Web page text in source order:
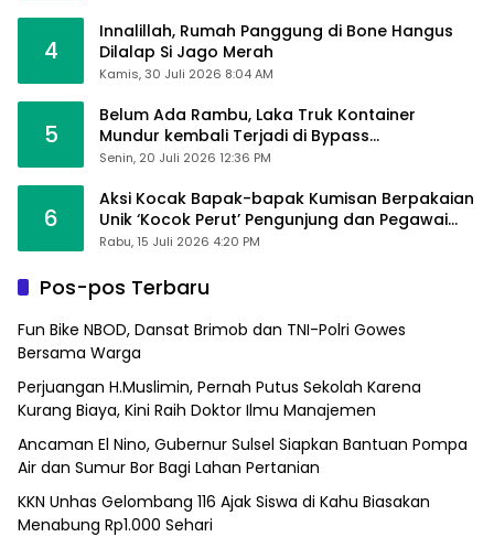
4
Innalillah, Rumah Panggung di Bone Hangus
Dilalap Si Jago Merah
Kamis, 30 Juli 2026 8:04 AM
5
Belum Ada Rambu, Laka Truk Kontainer
Mundur kembali Terjadi di Bypass
Sumpallabbu
Senin, 20 Juli 2026 12:36 PM
6
Aksi Kocak Bapak-bapak Kumisan Berpakaian
Unik ‘Kocok Perut’ Pengunjung dan Pegawai
Alfamart, Ngaku Aktifkan Layar Sentuh Atm
Rabu, 15 Juli 2026 4:20 PM
Pos-pos Terbaru
Fun Bike NBOD, Dansat Brimob dan TNI-Polri Gowes
Bersama Warga
Perjuangan H.Muslimin, Pernah Putus Sekolah Karena
Kurang Biaya, Kini Raih Doktor Ilmu Manajemen
Ancaman El Nino, Gubernur Sulsel Siapkan Bantuan Pompa
Air dan Sumur Bor Bagi Lahan Pertanian
KKN Unhas Gelombang 116 Ajak Siswa di Kahu Biasakan
Menabung Rp1.000 Sehari